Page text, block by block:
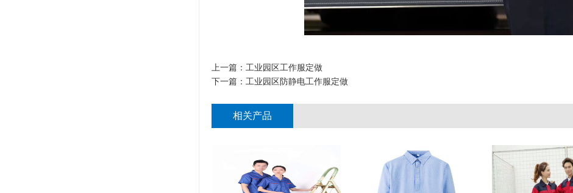
上一篇： 工业园区工作服定做
下一篇： 工业园区防静电工作服定做
相关产品